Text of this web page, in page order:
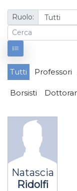
Ruolo:
Tutti Professori
Borsisti
Natascia
Ridolfi